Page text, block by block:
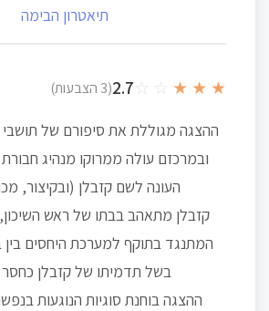
תיאטרון הבימה
★
★
★
☆
☆
2.7(3 הצבעות)
ההצגה מגוללת את סיפורם של תושבי
ובמרכזם עולה ממרוקו מנהיג חבורת
העונה לשם קזבלן (ובקיצור,
קזבלן מתאהב בבתו של ראש השיכון,
המתנגד בתוקף למערכת היחסים בין
בשל תדמיתו של קזבלן כחסר
ההצגה בוחנת סוגיות הנוגעות